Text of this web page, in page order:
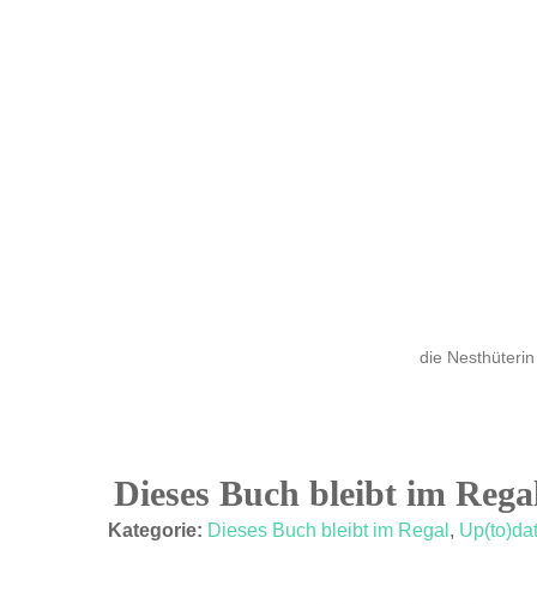
die Nesthüterin
Dieses Buch bleibt im
Kategorie: Dieses Buch bleibt im Regal ,